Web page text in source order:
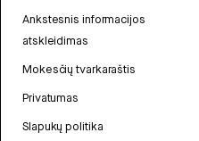
Ankstesnis informacijos
atskleidimas
Mokesčių tvarkaraštis
Privatumas
Slapukų politika